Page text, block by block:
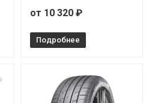
от 10 320 ₽
Подробнее